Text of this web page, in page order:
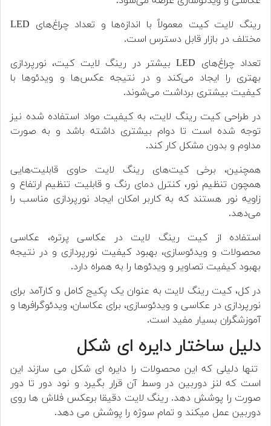
رینگ لایت کیت معمولاً با اندازه‌ها و تعداد چراغ‌های LED
مختلف در بازار قابل دسترس است.
تعداد چراغ‌های LED بیشتر در رینگ لایت کیت، نورپردازی
بهتری را ایجاد می‌کند و در نتیجه عکس‌ها و ویدئوها با
کیفیت بیشتری برداشت می‌شوند.
در طراحی کیت رینگ لایت، به کیفیت مواد استفاده شده نیز
توجه شده است تا دوام بیشتری داشته باشد و به صورت
مداوم و بدون مشکل کار کند.
همچنین، برخی کیت‌های رینگ لایت حاوی قابلیت‌هایی
همچون تنظیم نور، کنترل دمای رنگ و قابلیت تنظیم ارتفاع و
زاویه نور هستند که به کاربر امکان ایجاد نورپردازی مناسب را
می‌دهد.
استفاده از کیت رینگ لایت در عکاسی پرتره، عکاسی
محصولات و ویدئوسازی، بهبود کیفیت نورپردازی و در نتیجه
بهبود کیفیت تصاویر و ویدئوها را به همراه دارد.
در کل، کیت رینگ لایت به عنوان یک پکیج کامل و کارآمد برای
نورپردازی در عکاسی و ویدئوسازی، برای عکاسان، ویدئوگرافرها و
آموزشگران بسیار مفید است.
دلیل ساختار دایره ای شکل
تنها دلیلی که این محصولات را دایره ای شکل می سازند این
است که لنز دوربین در وسط آن قرار بگیرد و نود دور تا دور
صورت را پوشش دهد. رینگ لایت دقیقا برعکس فلاش ها روی
دوربین عمل میکند و تمام سوژه را پوشش می دهد.